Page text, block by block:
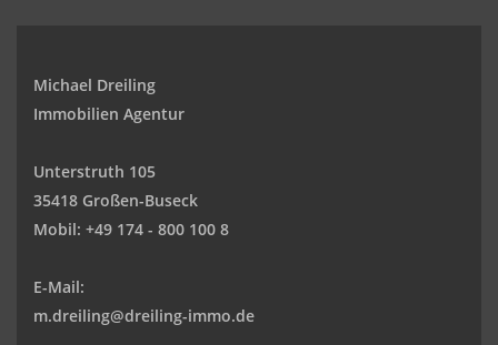
Michael Dreiling
Immobilien Agentur
Unterstruth 105
35418 Großen-Buseck
Mobil: +49 174 - 800 100 8
E-Mail:
m.dreiling@dreiling-immo.de